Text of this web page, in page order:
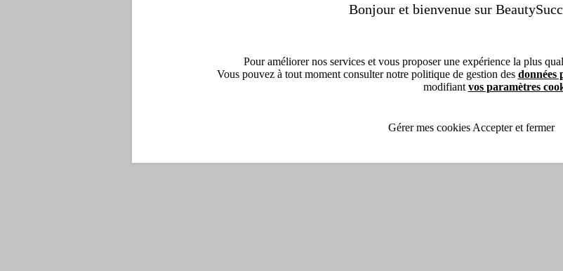
Bonjour et bienvenue sur
Pour améliorer nos services et vous proposer une expérience la plus
Vous pouvez à tout moment consulter notre politique de gestion des données
modifiant vos paramètres
Gérer mes cookies Accepter et fermer